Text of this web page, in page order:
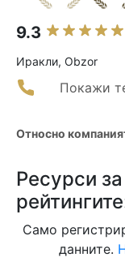
9.3
Иракли, Obzor
Покажи
Относно
Ресурси
Само
данните.